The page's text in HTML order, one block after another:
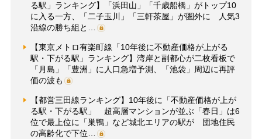
る駅」ランキング】「浜田山」「千歳船橋」がトップ10
に入る一方、「二子玉川」「三軒茶屋」が圏外に 人気3
沿線の勝ち組と…
【東京メトロ有楽町線「10年後に不動産価格が上がる
駅・下がる駅」ランキング】湾岸と副都心が二枚看板で
「月島」「豊洲」に人口急増予測、「池袋」周辺に再評
価の波も
【都営三田線ランキング】10年後に「不動産価格が上が
る駅・下がる駅」 超高層マンションが並ぶ「春日」は6
位で最上位に「巣鴨」など城北エリアの駅が 団地住民
の高齢化で下位…